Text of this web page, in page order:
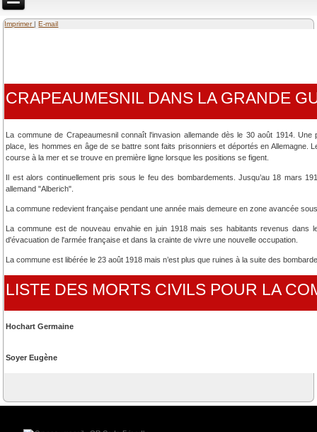
Imprimer E-mail
CRAPEAUMESNIL DANS LA GRANDE
La commune de Crapeaumesnil connaît l'invasion allemande dès le 30 août 1914.
place, les hommes en âge de se battre sont faits prisonniers et déportés en Allemagne.
course à la mer et se trouve en première ligne lorsque les positions se figent.
Il est alors continuellement pris sous le feu des bombardements. Jusqu’au 18 mars
allemand "Alberich".
La commune redevient française pendant une année mais demeure en zone avancée
La commune est de nouveau envahie en juin 1918 mais ses habitants revenus
d'évacuation de l'armée française et dans la crainte de vivre une nouvelle occupation.
La commune est libérée le 23 août 1918 mais n’est plus que ruines à la suite des
LISTE DES MORTS CIVILS POUR LA
Hochart Germaine
Soyer Eugène